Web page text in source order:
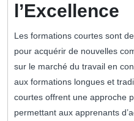
l’Excellence
Les formations courtes sont
pour acquérir de nouvelles
sur le marché du travail en
aux formations longues et
courtes offrent une approche
permettant aux apprenants